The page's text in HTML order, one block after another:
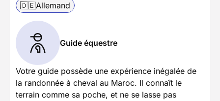
🇩🇪Allemand
Guide équestre
Votre guide possède une expérience inégalée de
la randonnée à cheval au Maroc. Il connaît le
terrain comme sa poche, et ne se lasse pas